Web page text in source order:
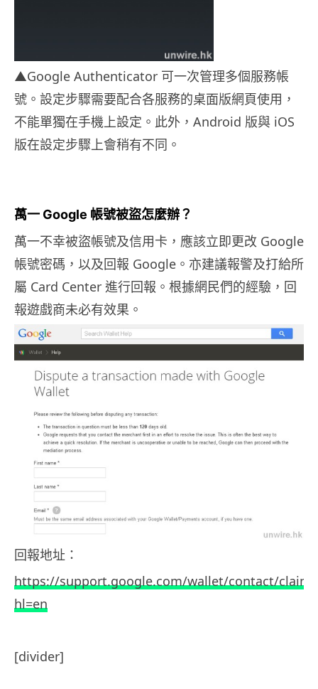
▲Google Authenticator 可一次管理多個服務帳
號。設定步驟需要配合各服務的桌面版網頁使用，
不能單獨在手機上設定。此外，Android 版與 iOS
版在設定步驟上會稍有不同。
萬一 Google 帳號被盜怎麼辦？
萬一不幸被盜帳號及信用卡，應該立即更改 Google
帳號密碼，以及回報 Google。亦建議報警及打給所
屬 Card Center 進行回報。根據網民們的經驗，回
報遊戲商未必有效果。
回報地址：
https://support.google.com/wallet/contact/
hl=en
[divider]